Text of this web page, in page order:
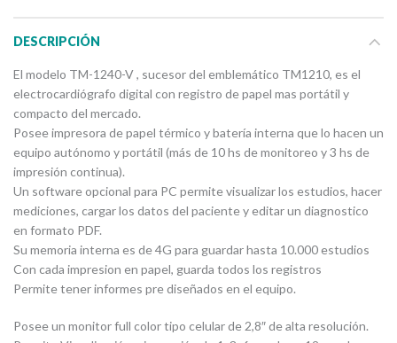
DESCRIPCIÓN
El modelo TM-1240-V , sucesor del emblemático TM1210, es el
electrocardiógrafo digital con registro de papel mas portátil y
compacto del mercado.
Posee impresora de papel térmico y batería interna que lo hacen un
equipo autónomo y portátil (más de 10 hs de monitoreo y 3 hs de
impresión continua).
Un software opcional para PC permite visualizar los estudios, hacer
mediciones, cargar los datos del paciente y editar un diagnostico
en formato PDF.
Su memoria interna es de 4G para guardar hasta 10.000 estudios
Con cada impresion en papel, guarda todos los registros
Permite tener informes pre diseñados en el equipo.
Posee un monitor full color tipo celular de 2,8″ de alta resolución.